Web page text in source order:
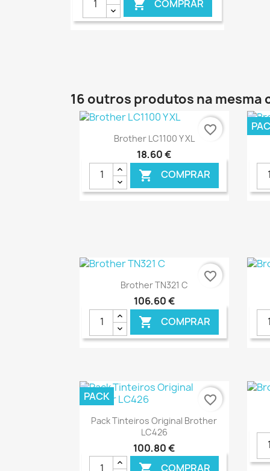
 COMPRAR
16 outros produtos na mesma
Ver+
Brother LC1100 Y XL
18,60 €
 COMPRAR
favorite_border
Ver+
Brother TN321 C
106,60 €
 COMPRAR
€ ONLINE
favorite_border
Ver+
Pack Tinteiros Original Brother
LC426
100,80 €
COMPRAR
PACK favorite_border